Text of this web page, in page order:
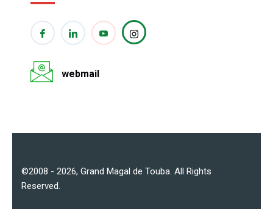
webmail
©2008 - 2026, Grand Magal de Touba . All Rights
Reserved.